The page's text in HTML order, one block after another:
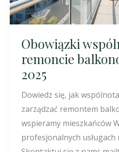
Obowiązki
remoncie
2025
Dowiedz się, jak
zarządzać remontem
wspieramy mieszkańców
profesjonalnych usługach